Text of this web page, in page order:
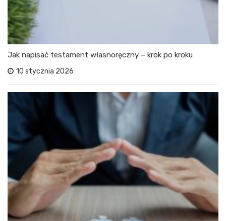
Jak napisać testament własnoręczny – krok po kroku
10 stycznia 2026